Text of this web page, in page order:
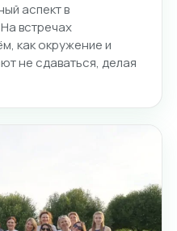
аспект в
встречах
как окружение и
не сдаваться, делая